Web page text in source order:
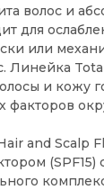
волос и
для
или
Линейка
и кожу
факторов
and Scalp
(SPF15)